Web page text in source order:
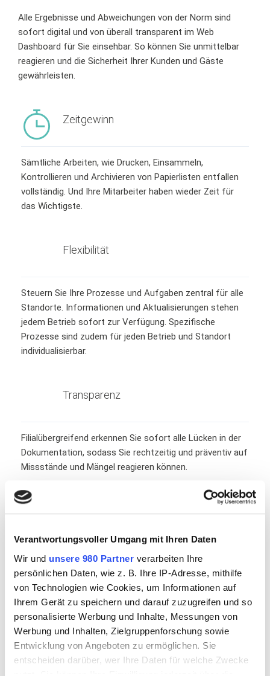
Verantwortungsvoller Umgang mit Ihren Daten
Wir und unsere 980 Partner verarbeiten Ihre
persönlichen Daten, wie z. B. Ihre IP-Adresse, mithilfe
von Technologien wie Cookies, um Informationen auf
Ihrem Gerät zu speichern und darauf zuzugreifen und so
personalisierte Werbung und Inhalte, Messungen von
Werbung und Inhalten, Zielgruppenforschung sowie
Entwicklung von Angeboten zu ermöglichen. Sie
entscheiden darüber, wer Ihre Daten für welche Zwecke
Alle Ergebnisse und Abweichungen von der Norm sind
sofort digital und von überall transparent im Web
Dashboard für Sie einsehbar. So können Sie unmittelbar
reagieren und die Sicherheit Ihrer Kunden und Gäste
gewährleisten.
Zeitgewinn
Sämtliche Arbeiten, wie Drucken, Einsammeln,
Kontrollieren und Archivieren von Papierlisten entfallen
vollständig. Und Ihre Mitarbeiter haben wieder Zeit für
das Wichtigste.
Flexibilität
Steuern Sie Ihre Prozesse und Aufgaben zentral für alle
Standorte. Informationen und Aktualisierungen stehen
jedem Betrieb sofort zur Verfügung. Spezifische
Prozesse sind zudem für jeden Betrieb und Standort
individualisierbar.
Transparenz
Filialübergreifend erkennen Sie sofort alle Lücken in der
Dokumentation, sodass Sie rechtzeitig und präventiv auf
Missstände und Mängel reagieren können.
Sicherheit
Ihre Dokumentationen sind DSGVO-konform und 24/7
abrufbar in Rechenzentren in Deutschland archiviert. Die
flowtify Software ist EU VO 852/2004 konform und
durch den BVLK (Bundesverband der
Lebensmittelkontrolleure e.V.) anerkannt.